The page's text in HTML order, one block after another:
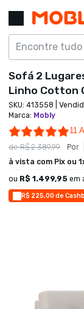
R$ 225,00 de
Sofá 2
Linho Cotton
SKU: 413558 |
Marca: Mobly
4.9
11
deR$ 2.389,99 Por
à vista com Pix ou
ou R$ 1.499,95 em